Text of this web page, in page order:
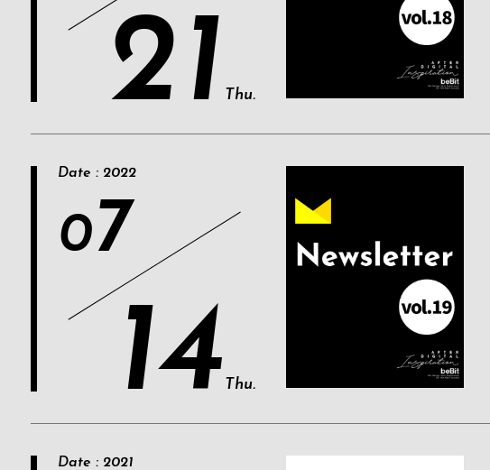
21 Thu.
Date : 2022
07
14 Thu.
Date : 2021